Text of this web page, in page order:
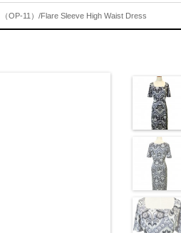
OP-11）/Flare Sleeve High Waist Dress